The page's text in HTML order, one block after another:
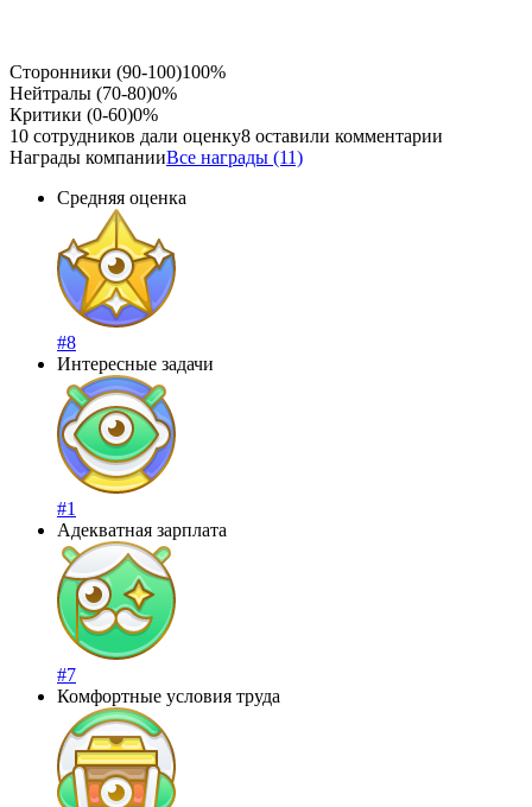
Сторонники (90-100)100%
Нейтралы (70-80)0%
Критики (0-60)0%
10 сотрудников дали оценку8 оставили комментарии
Награды компанииВсе награды (11)
Средняя оценка
#8
Интересные задачи
#1
Адекватная зарплата
#7
Комфортные условия труда